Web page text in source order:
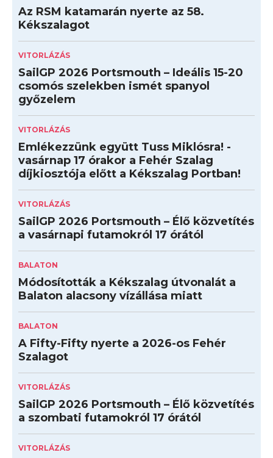
Az RSM katamarán nyerte az 58.
Kékszalagot
VITORLÁZÁS
SailGP 2026 Portsmouth – Ideális 15-20
csomós szelekben ismét spanyol
győzelem
VITORLÁZÁS
Emlékezzünk együtt Tuss Miklósra! -
vasárnap 17 órakor a Fehér Szalag
díjkiosztója előtt a Kékszalag Portban!
VITORLÁZÁS
SailGP 2026 Portsmouth – Élő közvetítés
a vasárnapi futamokról 17 órától
BALATON
Módosították a Kékszalag útvonalát a
Balaton alacsony vízállása miatt
BALATON
A Fifty-Fifty nyerte a 2026-os Fehér
Szalagot
VITORLÁZÁS
SailGP 2026 Portsmouth – Élő közvetítés
a szombati futamokról 17 órától
VITORLÁZÁS